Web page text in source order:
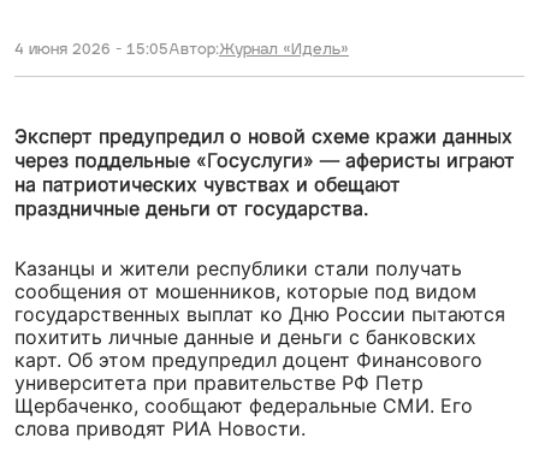
4 июня 2026 - 15:05Автор:Журнал «Идель»
Эксперт предупредил о новой схеме кражи данных
через поддельные «Госуслуги» — аферисты играют
на патриотических чувствах и обещают
праздничные деньги от государства.
Казанцы и жители республики стали получать
сообщения от мошенников, которые под видом
государственных выплат ко Дню России пытаются
похитить личные данные и деньги с банковских
карт. Об этом предупредил доцент Финансового
университета при правительстве РФ Петр
Щербаченко, сообщают федеральные СМИ. Его
слова приводят РИА Новости.